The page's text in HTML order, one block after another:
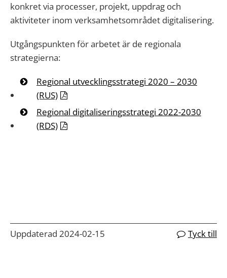
konkret via processer, projekt, uppdrag och
aktiviteter inom verksamhetsområdet digitalisering.
Utgångspunkten för arbetet är de regionala
strategierna:
Regional utvecklingsstrategi 2020 – 2030
(RUS)
Regional digitaliseringsstrategi 2022-2030
(RDS)
Uppdaterad 2024-02-15 Tyck till